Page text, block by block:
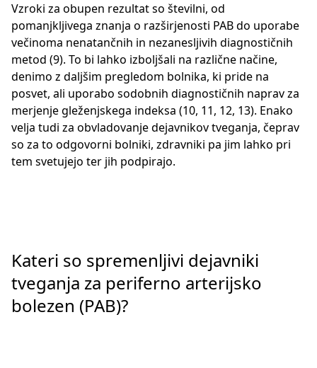
Vzroki za obupen rezultat so številni, od
pomanjkljivega znanja o razširjenosti PAB do uporabe
večinoma nenatančnih in nezanesljivih diagnostičnih
metod (9). To bi lahko izboljšali na različne načine,
denimo z daljšim pregledom bolnika, ki pride na
posvet, ali uporabo sodobnih diagnostičnih naprav za
merjenje gleženjskega indeksa (10, 11, 12, 13). Enako
velja tudi za obvladovanje dejavnikov tveganja, čeprav
so za to odgovorni bolniki, zdravniki pa jim lahko pri
tem svetujejo ter jih podpirajo.
Kateri so spremenljivi dejavniki
tveganja za periferno arterijsko
bolezen (PAB)?